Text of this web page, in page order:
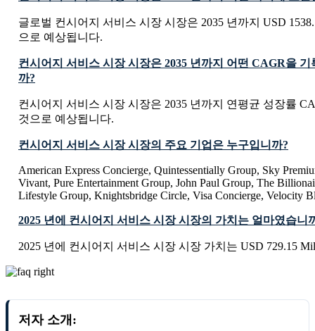
글로벌 컨시어지 서비스 시장 시장은 2035 년까지 USD
으로 예상됩니다.
컨시어지 서비스 시장 시장은 2035 년까지 어떤 CAGR을
까?
컨시어지 서비스 시장 시장은 2035 년까지 연평균 성장률
것으로 예상됩니다.
컨시어지 서비스 시장 시장의 주요 기업은 누구입니까?
American Express Concierge, Quintessentially Group, Sky
Vivant, Pure Entertainment Group, John Paul Group, The
Lifestyle Group, Knightsbridge Circle, Visa Concierge, Velocity
2025 년에 컨시어지 서비스 시장 시장의 가치는 얼마였습니
2025 년에 컨시어지 서비스 시장 시장 가치는 USD 729.15
저자 소개: